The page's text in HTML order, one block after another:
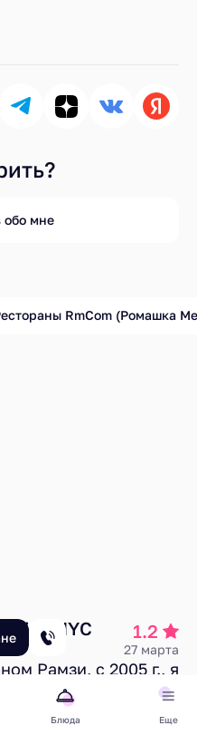
Блюда Еще
обо мне
RmCom (Ромашка
NYC 1.2
27 марта
Рамзи, с 2005 г., я
рестораны,
Более того, для